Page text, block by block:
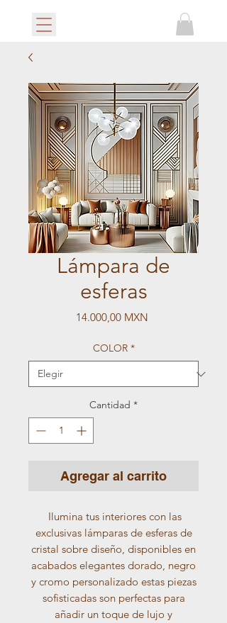
Lámpara de
esferas
14.000,00 MXNPrecio
COLOR *
Cantidad *
Agregar al carrito
Ilumina tus interiores con las
exclusivas lámparas de esferas de
cristal sobre diseño, disponibles en
acabados elegantes dorado, negro
y cromo personalizado estas piezas
sofisticadas son perfectas para
añadir un toque de lujo y